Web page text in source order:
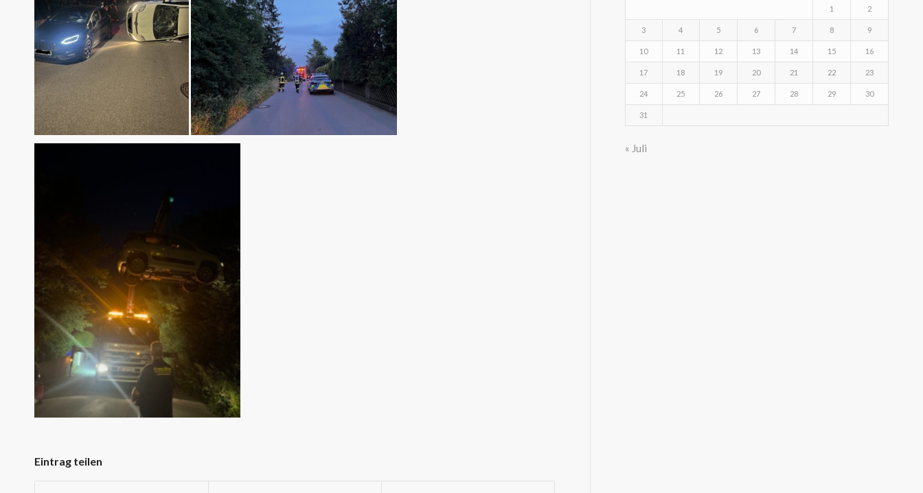
Eintrag teilen
1 2
3 4 5 6 7 8 9
10 11 12 13 14 15 16
17 18 19 20 21 22 23
24 25 26 27 28 29 30
31
« Juli